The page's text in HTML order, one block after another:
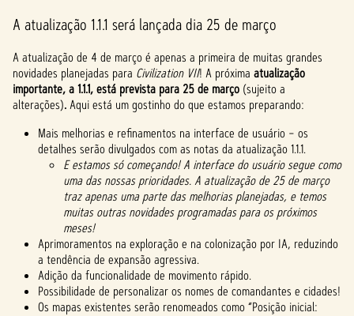
A atualização 1.1.1 será lançada dia 25 de março
A atualização de 4 de março é apenas a primeira de muitas grandes
novidades planejadas para Civilization VII! A próxima atualização
importante, a 1.1.1, está prevista para 25 de março (sujeito a
alterações).Aqui está um gostinho do que estamos preparando:
Mais melhorias e refinamentos na interface de usuário – os
detalhes serão divulgados com as notas da atualização 1.1.1.
E estamos só começando! A interface do usuário segue como
uma das nossas prioridades. A atualização de 25 de março
traz apenas uma parte das melhorias planejadas, e temos
muitas outras novidades programadas para os próximos
meses!
Aprimoramentos na exploração e na colonização por IA, reduzindo
a tendência de expansão agressiva.
Adição da funcionalidade de movimento rápido.
Possibilidade de personalizar os nomes de comandantes e cidades!
Os mapas existentes serão renomeados como “Posição inicial: